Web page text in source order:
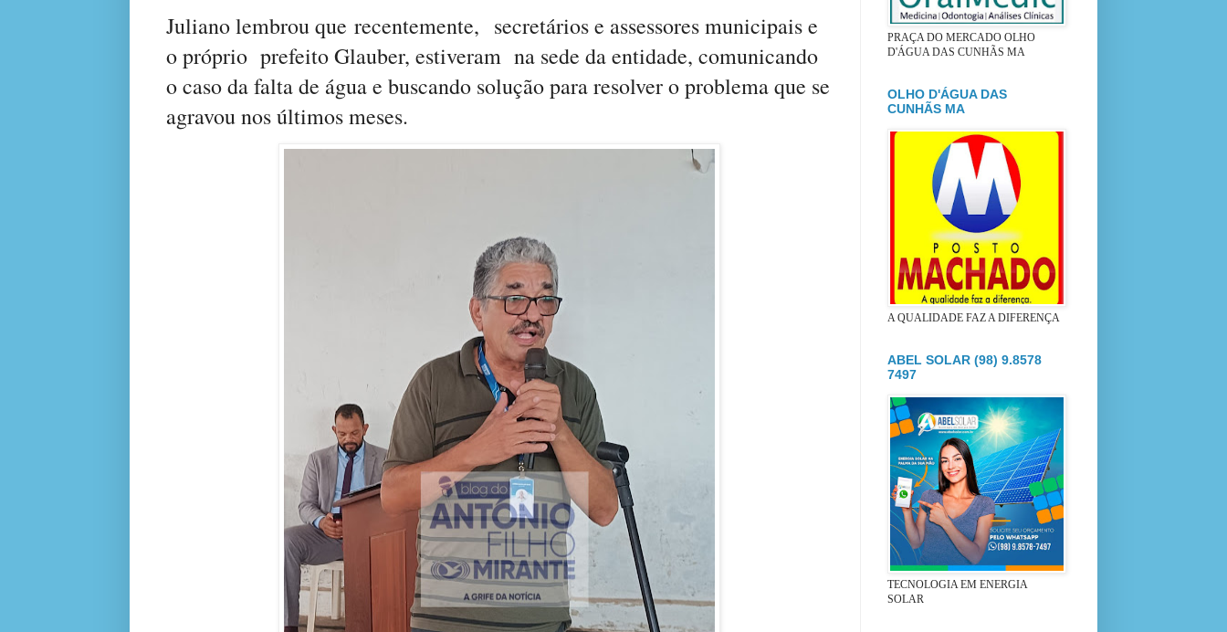
Juliano lembrou que recentemente, secretários e assessores municipais e
o próprio prefeito Glauber, estiveram na sede da entidade, comunicando
o caso da falta de água e buscando solução para resolver o problema que se
agravou nos últimos meses.
PRAÇA DO MERCADO OLHO
D'ÁGUA DAS CUNHÃS MA
OLHO D'ÁGUA DAS
CUNHÃS MA
A QUALIDADE FAZ A DIFERENÇA
ABEL SOLAR (98) 9.8578
7497
TECNOLOGIA EM ENERGIA
SOLAR